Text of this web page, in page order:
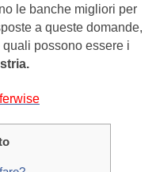
le banche migliori per
a queste domande,
possono essere i